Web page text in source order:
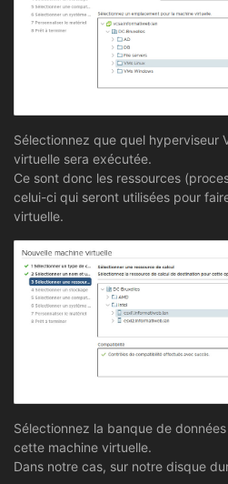
Sélectionnez que quel hyperviseur
virtuelle sera exécutée.
Ce sont donc les ressources
celui-ci qui seront utilisées pour
virtuelle.
Sélectionnez la banque de
cette machine virtuelle.
Dans notre cas, sur notre disque